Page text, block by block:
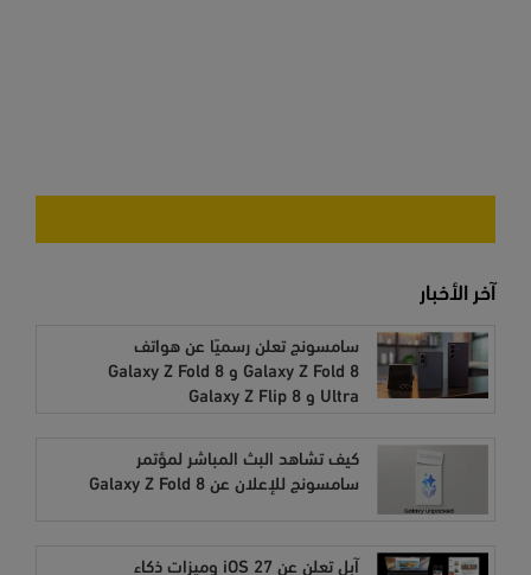
آخر الأخبار
سامسونج تعلن رسميًا عن هواتف
Galaxy Z Fold 8 و Galaxy Z Fold 8
Ultra و Galaxy Z Flip 8
كيف تشاهد البث المباشر لمؤتمر
سامسونج للإعلان عن Galaxy Z Fold 8
آبل تعلن عن iOS 27 وميزات ذكاء